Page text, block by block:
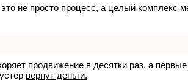
не просто процесс, а целый комплекс
продвижение в десятки раз, а
вернут деньги.